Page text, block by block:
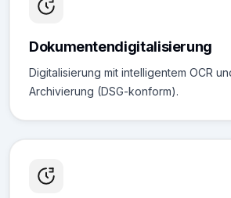
Dokumentendigitalisierung
Digitalisierung mit intelligentem OCR
Archivierung (DSG-konform).